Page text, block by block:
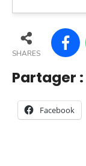
SHARES
Partager :
Facebook